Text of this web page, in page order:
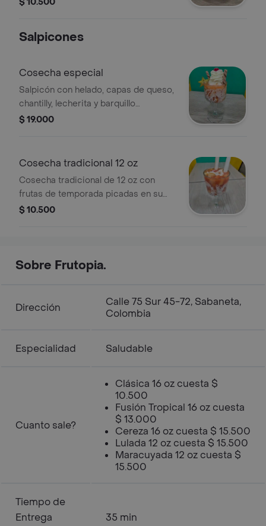
Salpicones
Cosecha especial
Salpicón con helado, capas de queso,
chantilly, lecherita y barquillo
crujiente.
$ 19.000
Cosecha tradicional 12 oz
Cosecha tradicional de 12 oz con
frutas de temporada picadas en su
jugo, lecherita y un barquillo.
$ 10.500
Sobre Frutopia.
Dirección
Calle 75 Sur 45-72, Sabaneta,
Colombia
Especialidad Saludable
Cuanto sale?
Clásica 16 oz cuesta $
10.500
Fusión Tropical 16 oz cuesta
$ 13.000
Cereza 16 oz cuesta $ 15.500
Lulada 12 oz cuesta $ 15.500
Maracuyada 12 oz cuesta $
15.500
Tiempo de
Entrega
35 min